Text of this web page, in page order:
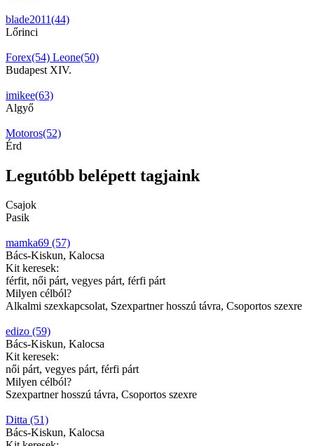
blade2011(44)
Lőrinci
Forex(54) Leone(50)
Budapest XIV.
imikee(63)
Algyő
Motoros(52)
Érd
Legutóbb belépett tagjaink
Csajok
Pasik
mamka69 (57)
Bács-Kiskun, Kalocsa
Kit keresek:
férfit, női párt, vegyes párt, férfi párt
Milyen célból?
Alkalmi szexkapcsolat, Szexpartner hosszú távra, Csoportos szexre
edizo (59)
Bács-Kiskun, Kalocsa
Kit keresek:
női párt, vegyes párt, férfi párt
Milyen célból?
Szexpartner hosszú távra, Csoportos szexre
Ditta (51)
Bács-Kiskun, Kalocsa